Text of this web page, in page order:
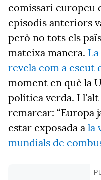
comissari europeu
episodis anteriors
però no tots els
mateixa manera.
revela com a escut
moment en què la
política verda. I
remarcar: “Europa
estar exposada a la
mundials de